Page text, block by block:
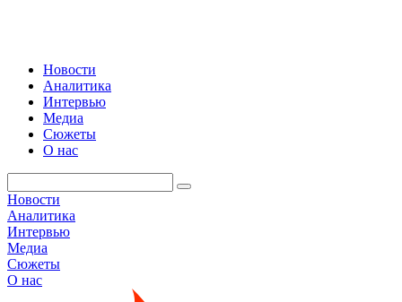
Новости
Аналитика
Интервью
Медиа
Сюжеты
О нас
Новости
Аналитика
Интервью
Медиа
Сюжеты
О нас